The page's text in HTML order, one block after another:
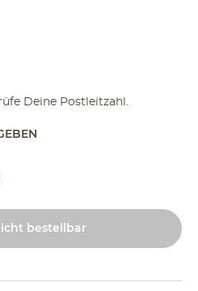
Deine Postleitzahl.
bestellbar